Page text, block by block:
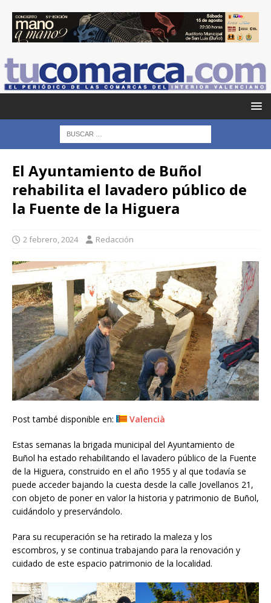
El Ayuntamiento de Buñol
rehabilita el lavadero público de
la Fuente de la Higuera
2 febrero, 2024 Redacción
Post també disponible en: Valencià
Estas semanas la brigada municipal del Ayuntamiento de
Buñol ha estado rehabilitando el lavadero público de la Fuente
de la Higuera, construido en el año 1955 y al que todavía se
puede acceder bajando la cuesta desde la calle Jovellanos 21,
con objeto de poner en valor la historia y patrimonio de Buñol,
cuidándolo y preservándolo.
Para su recuperación se ha retirado la maleza y los
escombros, y se continua trabajando para la renovación y
cuidado de este espacio patrimonio de la localidad.